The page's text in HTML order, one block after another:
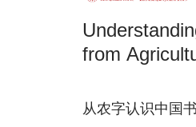
from
从农字认识中国